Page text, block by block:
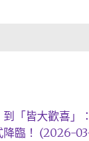
「皆大歡喜」
降臨！ (2026-